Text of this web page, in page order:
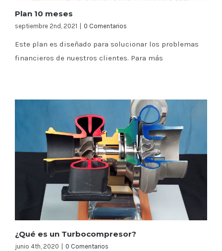
Plan 10 meses
septiembre 2nd, 2021 0 Comentarios
Este plan es diseñado para solucionar los problemas
financieros de nuestros clientes. Para más
¿Qué es un Turbocompresor?
junio 4th, 2020 0 Comentarios